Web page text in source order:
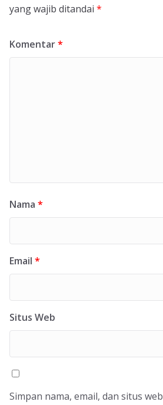
yang wajib ditandai *
Komentar*
Nama *
Email *
Situs Web
Simpan nama, email, dan situs